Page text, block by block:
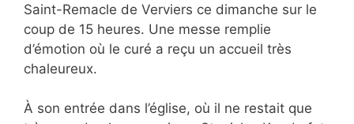
Saint-Remacle de Verviers ce dimanche sur le
coup de 15 heures. Une messe remplie
d’émotion où le curé a reçu un accueil très
chaleureux.
À son entrée dans l’église, où il ne restait que